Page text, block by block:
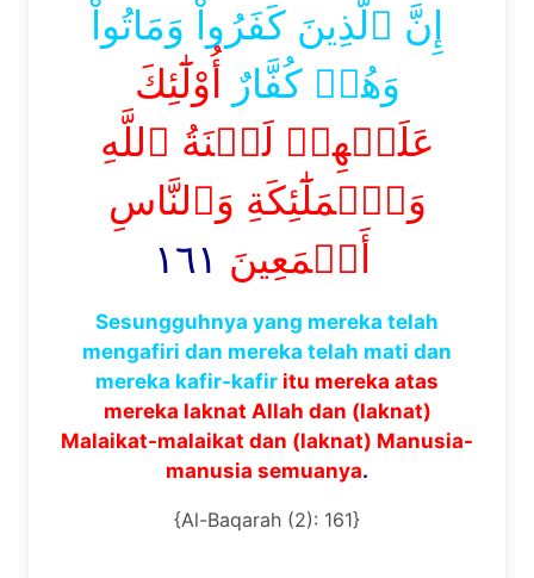
إِنَّ ٱلَّذِينَ كَفَرُواْ وَمَاتُواْ
وَهُمۡ كُفَّارٌ أُوْلَٰٓئِكَ
عَلَيۡهِمۡ لَعۡنَةُ ٱللَّهِ
وَٱلۡمَلَٰٓئِكَةِ وَٱلنَّاسِ
أَجۡمَعِينَ ١٦١
Sesungguhnya yang mereka telah
mengafiri dan mereka telah mati dan
mereka kafir-kafir itu mereka atas
mereka laknat Allah dan (laknat)
Malaikat-malaikat dan (laknat) Manusia-
manusia semuanya.
{Al-Baqarah (2): 161}